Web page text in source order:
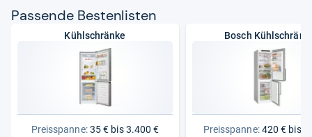
Pas­sende Bes­ten­lis­ten
Kühlschränke
Preisspanne:35 € bis 3.400 €
Bosch
Preisspanne:420 € bis